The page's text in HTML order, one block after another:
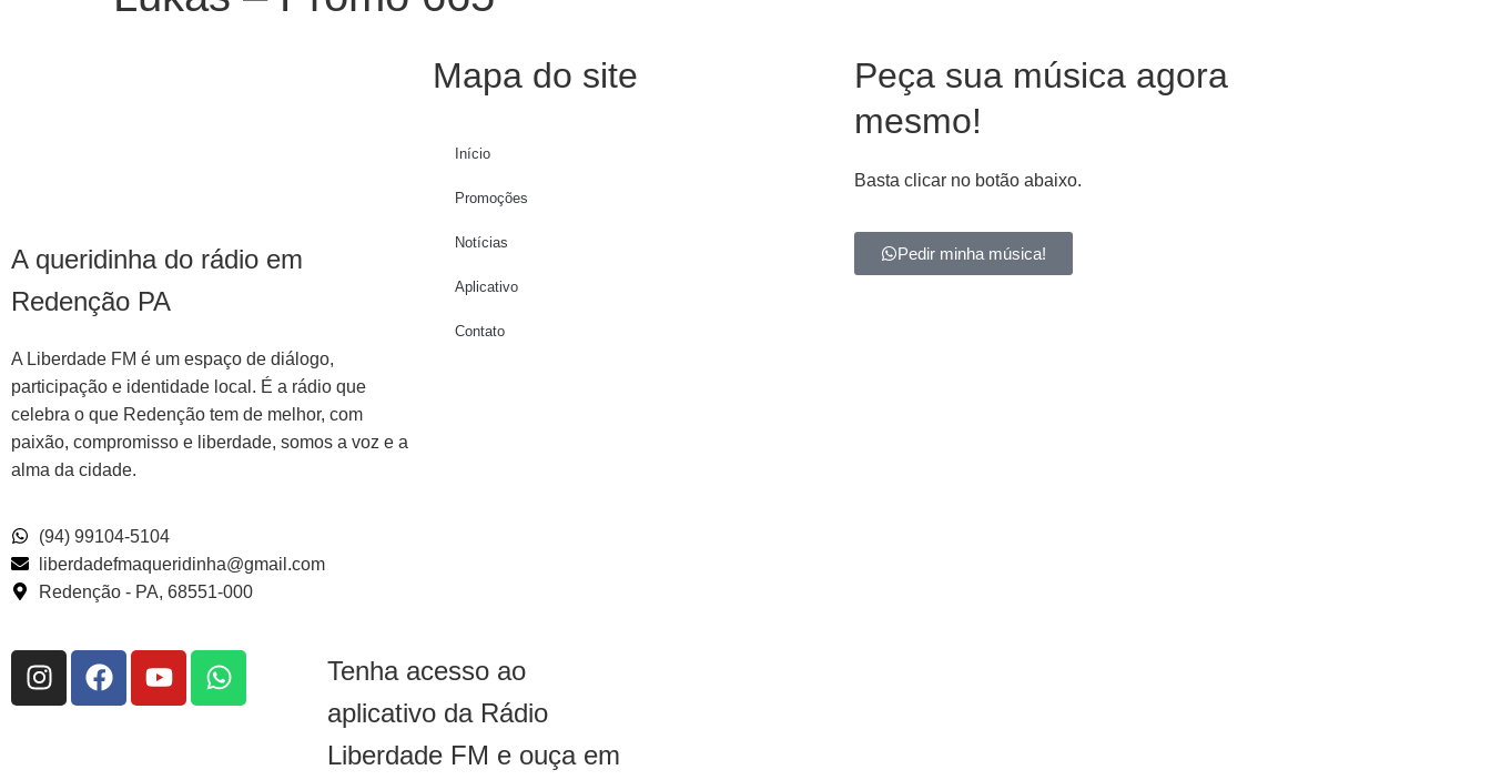
A queridinha do rádio em
Redenção PA
A Liberdade FM é um espaço de diálogo,
participação e identidade local. É a rádio que
celebra o que Redenção tem de melhor, com
paixão, compromisso e liberdade, somos a voz e a
alma da cidade.
(94) 99104-5104
liberdadefmaqueridinha@gmail.com
Redenção - PA, 68551-000
Mapa do site
Início
Promoções
Notícias
Aplicativo
Contato
Peça sua música agora
mesmo!
Basta clicar no botão abaixo.
Pedir minha música!
Tenha acesso ao
aplicativo da Rádio
Liberdade FM e ouça em